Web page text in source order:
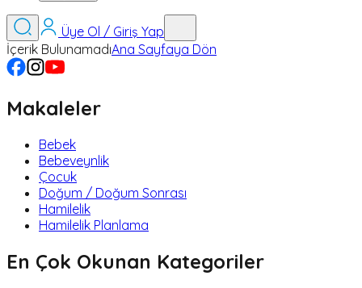
Üye Ol / Giriş Yap
İçerik BulunamadıAna Sayfaya Dön
Makaleler
Bebek
Bebeveynlik
Çocuk
Doğum / Doğum Sonrası
Hamilelik
Hamilelik Planlama
En Çok Okunan Kategoriler